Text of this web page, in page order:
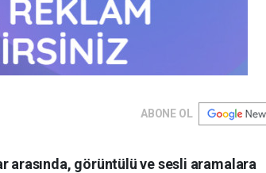
ABONE OL
arasında, görüntülü ve sesli aramalara